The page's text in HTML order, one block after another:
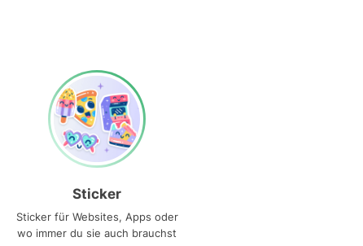
Sticker
Sticker für Websites, Apps oder
wo immer du sie auch brauchst